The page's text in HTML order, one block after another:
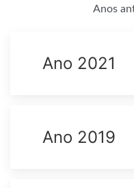
Anos
Ano 2021
Ano 2019